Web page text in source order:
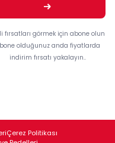
fırsatları görmek için abone olun
olduğunuz anda fiyatlarda
indirim fırsatı yakalayın..
Çerez Politikası